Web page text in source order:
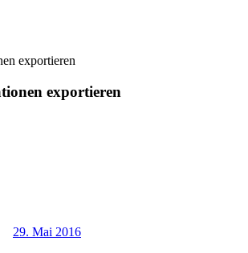
exportieren
exportieren
29. Mai 2016